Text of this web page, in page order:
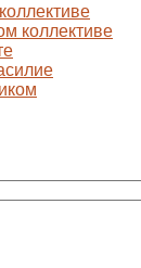
коллективе